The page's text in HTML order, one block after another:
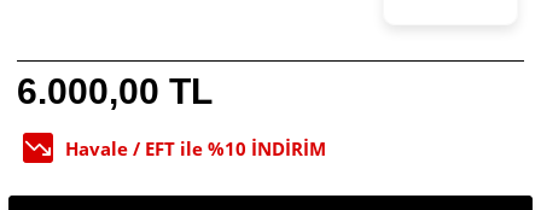
6.000,00 TL
Havale / EFT ile %10 İNDİRİM